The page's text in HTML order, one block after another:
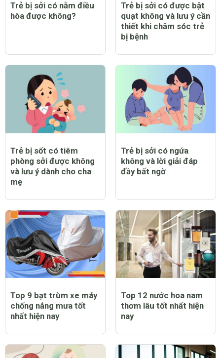
Trẻ bị sởi có nằm điều
hòa được không?
Trẻ bị sởi có được bật
quạt không và lưu ý cần
thiết khi chăm sóc trẻ
bị bệnh
Trẻ bị sốt có tiêm
phòng sởi được không
và lưu ý dành cho cha
mẹ
Trẻ bị sởi có ngứa
không và lời giải đáp
đầy bất ngờ
Top 9 bạt trùm xe máy
chống nắng mưa tốt
nhất hiện nay
Top 12 nước hoa nam
thơm lâu tốt nhất hiện
nay